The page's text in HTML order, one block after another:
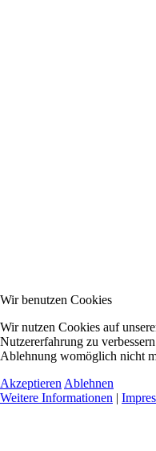
Wir benutzen Cookies
Wir nutzen Cookies auf
Nutzererfahrung zu
Ablehnung womöglich nicht
Akzeptieren Ablehnen
Weitere Informationen |